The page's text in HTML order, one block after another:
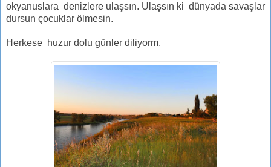
okyanuslara denizlere ulaşsın. Ulaşsın ki dünyada savaşlar
dursun çocuklar ölmesin.
Herkese huzur dolu günler diliyorm.